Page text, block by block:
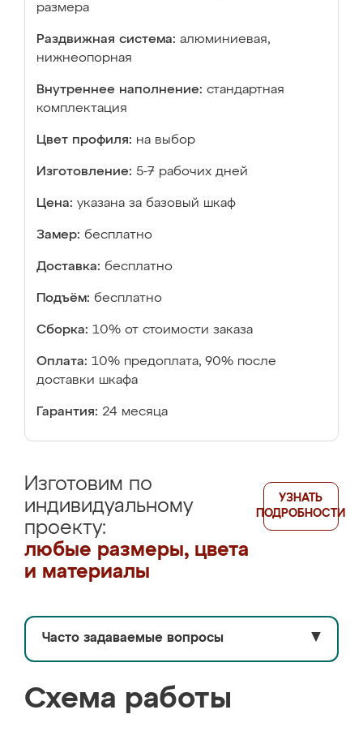
размера
Раздвижная система: алюминиевая,
нижнеопорная
Внутреннее наполнение: стандартная
комплектация
Цвет профиля: на выбор
Изготовление: 5-7 рабочих дней
Цена: указана за базовый шкаф
Замер: бесплатно
Доставка: бесплатно
Подъём: бесплатно
Сборка: 10% от стоимости заказа
Оплата: 10% предоплата, 90% после
доставки шкафа
Гарантия: 24 месяца
Изготовим по
индивидуальному
проекту:
любые размеры, цвета
и материалы
УЗНАТЬ
ПОДРОБНОСТИ
Часто задаваемые вопросы ▼
Схема работы